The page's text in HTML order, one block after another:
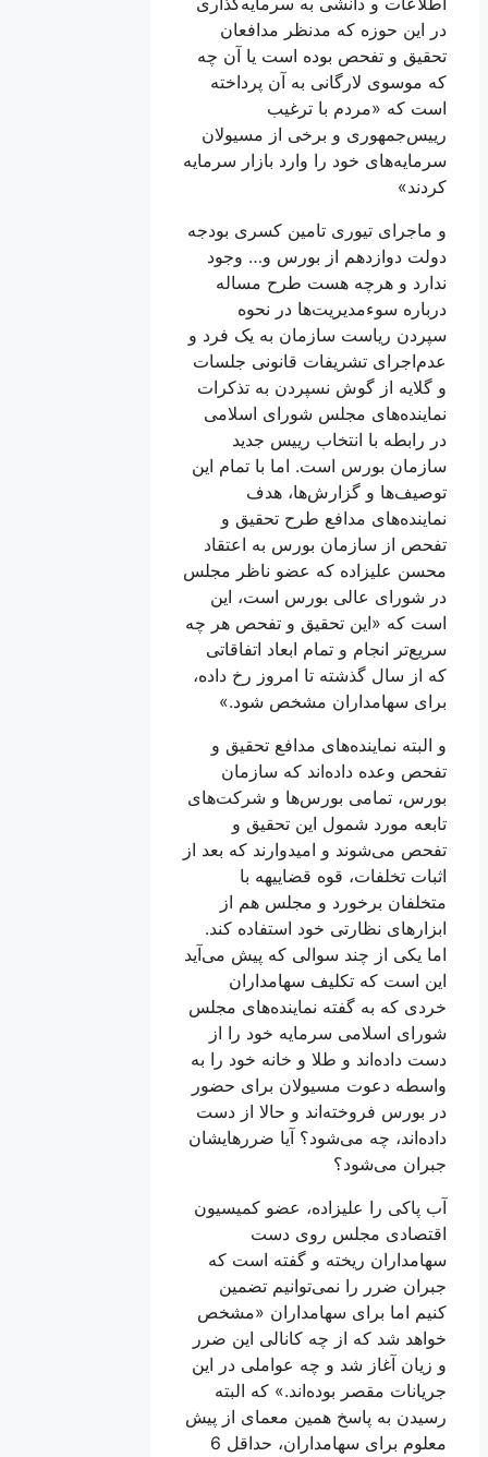
در این حوزه که مدنظر مدافعان
تحقیق و تفحص بوده است یا آن چه
که موسوی لارگانی به آن پرداخته
است که «مردم با ترغیب
رییس‌جمهوری و برخی از مسيولان
سرمایه‌های خود را وارد بازار سرمایه
کردند»
و ماجرای تيوری تامین کسری بودجه
دولت دوازدهم از بورس و… وجود
ندارد و هرچه هست طرح مساله
درباره سوءمدیریت‌ها در نحوه
سپردن ریاست سازمان به یک فرد و
عدم‌اجرای تشریفات قانونی جلسات
و گلایه از گوش نسپردن به تذکرات
نماینده‌‌های مجلس شورای اسلامی
در رابطه با انتخاب رییس جدید
سازمان بورس است. اما با تمام این
توصیف‌ها و گزارش‌ها، هدف
نماینده‌های مدافع طرح تحقیق و
تفحص از سازمان بورس به اعتقاد
محسن علیزاده که عضو ناظر مجلس
در شورای عالی بورس است، این
است که «این تحقیق و تفحص هر چه
سریع‌تر انجام و تمام ابعاد اتفاقاتی
که از سال گذشته تا امروز رخ داده،
برای سهامداران مشخص شود.»
و البته نماینده‌های مدافع تحقیق و
تفحص وعده داده‌اند که سازمان
بورس، تمامی بورس‌ها و شرکت‌های
تابعه مورد شمول این تحقیق و
تفحص می‌شوند و امیدوارند که بعد از
اثبات تخلفات، قوه قضاییهه با
متخلفان برخورد و مجلس هم از
ابزار‌های نظارتی خود استفاده کند.
اما یکی از چند سوالی که پیش می‌آید
این است که تکلیف سهامداران
خردی که به گفته نماینده‌‌های مجلس
شورای اسلامی سرمایه خود را از
دست داده‌اند و طلا و خانه خود را به
واسطه دعوت مسيولان برای حضور
در بورس فروخته‌اند و حالا از دست
داده‌اند، چه می‌شود؟ آیا ضررهایشان
جبران می‌شود؟
آب پاکی را علیزاده، عضو کمیسیون
اقتصادی مجلس روی دست
سهامداران ریخته و گفته است که
جبران ضرر را نمی‌توانیم تضمین
کنیم اما برای سهامداران «مشخص
خواهد شد که از چه کانالی این ضرر
و زیان آغاز شد و چه عواملی در این
جریانات مقصر بوده‌اند.» که البته
رسیدن به پاسخ همین معمای از پیش
معلوم برای سهامداران، حداقل 6